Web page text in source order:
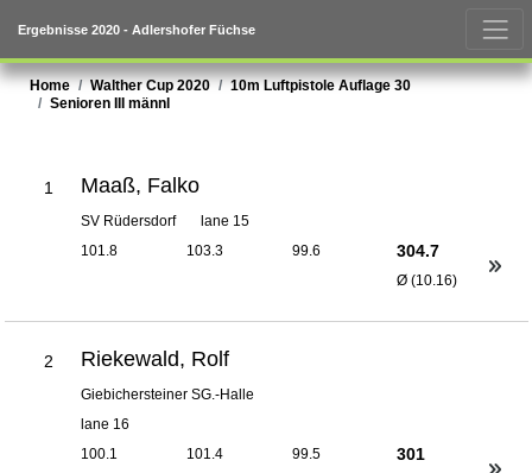
Ergebnisse 2020 - Adlershofer Füchse
Home Walther Cup 2020
10m Luftpistole Auflage 30
Senioren III männl
1 Maaß, Falko
SV Rüdersdorf
lane 15
101.8
103.3 99.6 304.7
Ø (10.16)
2 Riekewald, Rolf
Giebichersteiner SG.-Halle
lane 16
100.1
101.4 99.5 301